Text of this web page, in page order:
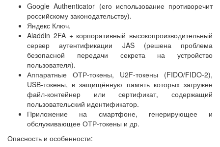
Google Authenticator (его использование противоречит
российскому законодательству).
Яндекс Ключ.
Aladdin 2FA + корпоративный высокопроизводительный
сервер аутентификации JAS (решена проблема
безопасной передачи секрета на устройство
пользователя).
Аппаратные ОТР-токены, U2F-токены (FIDO/FIDO-2),
USB-токены, в защищённую память которых загружен
файл-контейнер или сертификат, содержащий
пользовательский идентификатор.
Приложение на смартфоне, генерирующее и
обслуживающее ОТР-токены и др.
Опасность и особенности: